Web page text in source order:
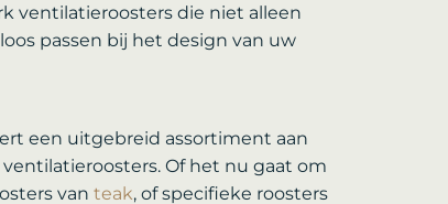
ventilatieroosters die niet alleen
passen bij het design van uw
een uitgebreid assortiment aan
Of het nu gaat om
van teak, of specifieke roosters